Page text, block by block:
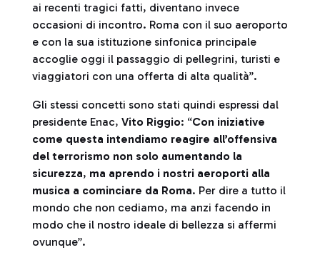
ai recenti tragici fatti, diventano invece
occasioni di incontro. Roma con il suo aeroporto
e con la sua istituzione sinfonica principale
accoglie oggi il passaggio di pellegrini, turisti e
viaggiatori con una offerta di alta qualità”.
Gli stessi concetti sono stati quindi espressi dal
presidente Enac, Vito Riggio: “Con iniziative
come questa intendiamo reagire all’offensiva
del terrorismo non solo aumentando la
sicurezza, ma aprendo i nostri aeroporti alla
musica a cominciare da Roma. Per dire a tutto il
mondo che non cediamo, ma anzi facendo in
modo che il nostro ideale di bellezza si affermi
ovunque”.